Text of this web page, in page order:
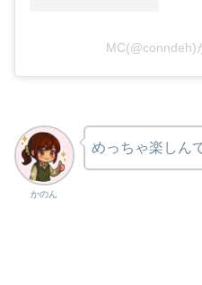
MC(@conndeh)
かのん
めっちゃ楽しん